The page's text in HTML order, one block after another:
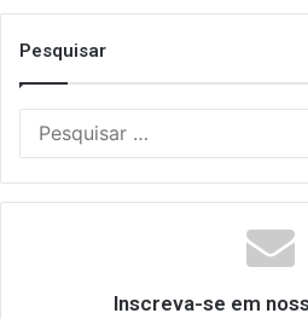
Pesquisar
Inscreva-se em